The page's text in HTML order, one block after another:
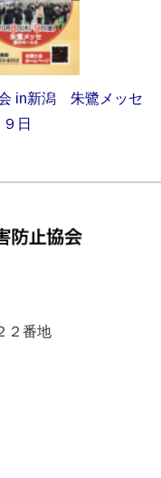
in新潟 朱鷺メッセ
日
２番地